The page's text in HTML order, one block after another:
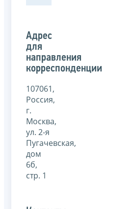
Адрес
для
направления
корреспонденции
107061,
Россия,
г.
Москва,
ул. 2-я
Пугачевская,
дом
6б,
стр. 1